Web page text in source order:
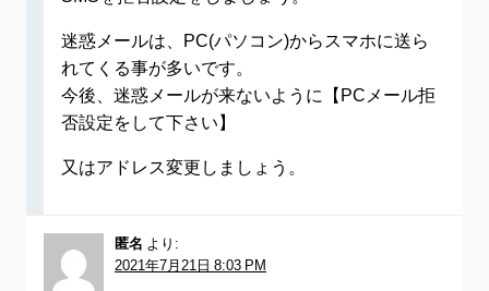
迷惑メールは、PC(パソコン)からスマホに送ら
れてくる事が多いです。
今後、迷惑メールが来ないように【PCメール拒
否設定をして下さい】
又はアドレス変更しましょう。
匿名 より:
2021年7月21日 8:03 PM